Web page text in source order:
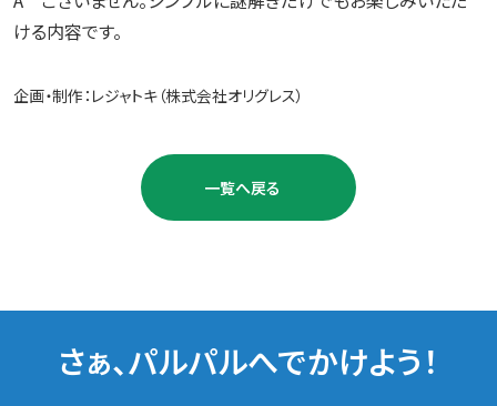
ける内容です。
企画・制作：レジャトキ（株式会社オリグレス）
一覧へ戻る
さぁ、パルパルへでかけよう！